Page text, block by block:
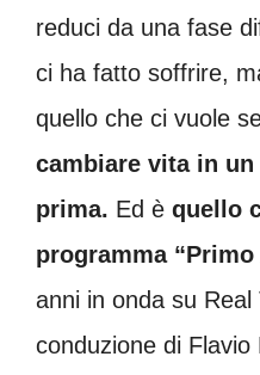
reduci da una fase
ci ha fatto soffrire,
quello che ci vuole
cambiare vita in
prima. Ed è quello
programma
anni in onda su Real
conduzione di